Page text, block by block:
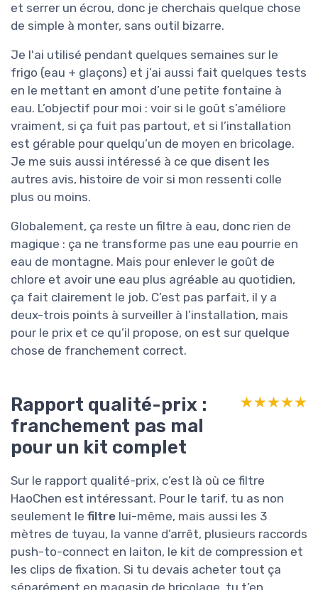
et serrer un écrou, donc je cherchais quelque chose
de simple à monter, sans outil bizarre.
Je l'ai utilisé pendant quelques semaines sur le
frigo (eau + glaçons) et j’ai aussi fait quelques tests
en le mettant en amont d’une petite fontaine à
eau. L’objectif pour moi : voir si le goût s’améliore
vraiment, si ça fuit pas partout, et si l’installation
est gérable pour quelqu’un de moyen en bricolage.
Je me suis aussi intéressé à ce que disent les
autres avis, histoire de voir si mon ressenti colle
plus ou moins.
Globalement, ça reste un filtre à eau, donc rien de
magique : ça ne transforme pas une eau pourrie en
eau de montagne. Mais pour enlever le goût de
chlore et avoir une eau plus agréable au quotidien,
ça fait clairement le job. C’est pas parfait, il y a
deux-trois points à surveiller à l’installation, mais
pour le prix et ce qu’il propose, on est sur quelque
chose de franchement correct.
Rapport qualité-prix :
franchement pas mal
pour un kit complet
★★★★★
★★★★★
Sur le rapport qualité-prix, c’est là où ce filtre
HaoChen est intéressant. Pour le tarif, tu as non
seulement le filtre lui-même, mais aussi les 3
mètres de tuyau, la vanne d’arrêt, plusieurs raccords
push-to-connect en laiton, le kit de compression et
les clips de fixation. Si tu devais acheter tout ça